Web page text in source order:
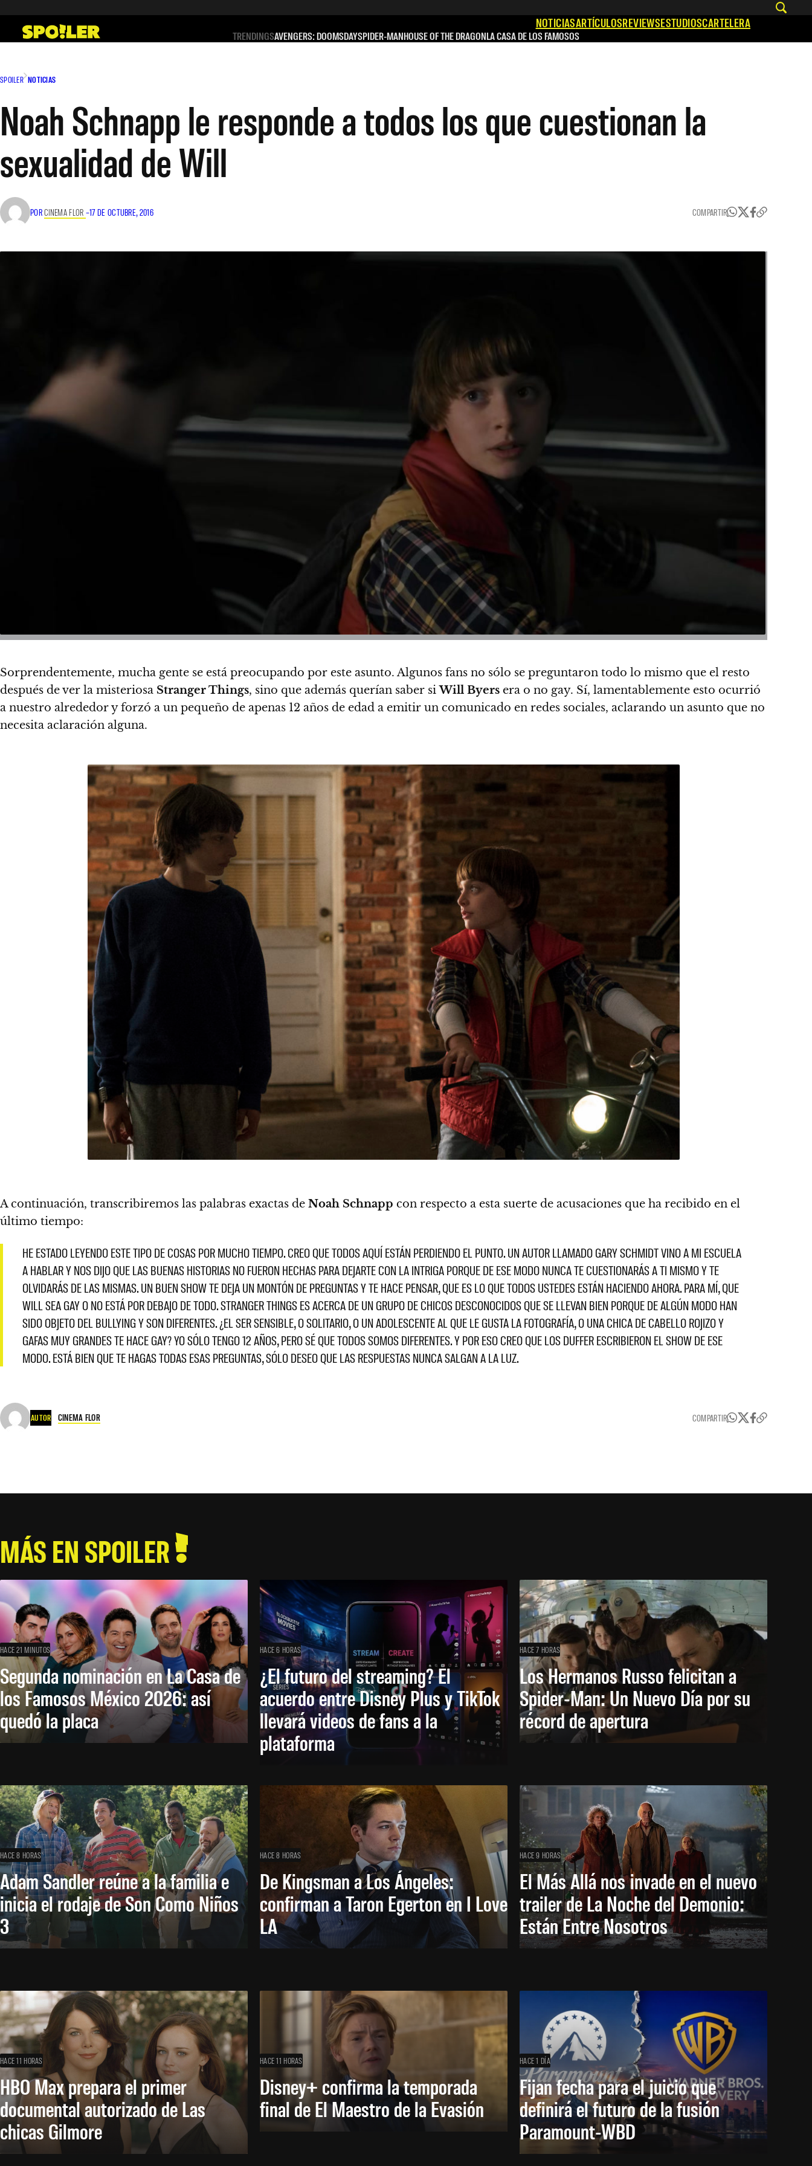
contenido
NOTICIASARTÍCULOSREVIEWSESTUDIOSCARTELERA
TRENDINGSAVENGERS: DOOMSDAYSPIDER-MANHOUSE OF THE DRAGONLA CASA DE LOS FAMOSOS
SPOILER NOTICIAS
Noah Schnapp le responde a todos los que cuestionan la
sexualidad de Will
PORCINEMA FLOR –17 DE OCTUBRE, 2016 COMPARTIR
Sorprendentemente, mucha gente se está preocupando por este asunto. Algunos fans no sólo se preguntaron todo lo mismo que el resto
después de ver la misteriosa Stranger Things, sino que además querían saber siWill Byers era o no gay. Sí, lamentablemente esto ocurrió
a nuestro alrededor yforzó a un pequeño de apenas 12 años de edad a emitir un comunicado en redes sociales, aclarando un asunto que no
necesita aclaración alguna.
A continuación, transcribiremos las palabras exactas de Noah Schnapp con respecto a esta suerte de acusaciones que ha recibido en el
último tiempo:
HE ESTADO LEYENDO ESTE TIPO DE COSAS POR MUCHO TIEMPO. CREO QUE TODOS AQUÍ ESTÁN PERDIENDO EL PUNTO. UN AUTOR LLAMADO GARY SCHMIDT VINO A MI ESCUELA
A HABLAR Y NOS DIJO QUE LAS BUENAS HISTORIAS NO FUERON HECHAS PARA DEJARTE CON LA INTRIGA PORQUE DE ESE MODO NUNCA TE CUESTIONARÁS A TI MISMO Y TE
OLVIDARÁS DE LAS MISMAS. UN BUEN SHOW TE DEJA UN MONTÓN DE PREGUNTAS Y TE HACE PENSAR, QUE ES LO QUE TODOS USTEDES ESTÁN HACIENDO AHORA. PARA MÍ, QUE
WILL SEA GAY O NO ESTÁ POR DEBAJO DE TODO. STRANGER THINGS ES ACERCA DE UN GRUPO DE CHICOS DESCONOCIDOS QUE SE LLEVAN BIEN PORQUE DE ALGÚN MODO HAN
SIDO OBJETO DEL BULLYING Y SON DIFERENTES. ¿EL SER SENSIBLE, O SOLITARIO, O UN ADOLESCENTE AL QUE LE GUSTA LA FOTOGRAFÍA, O UNA CHICA DE CABELLO ROJIZO Y
GAFAS MUY GRANDES TE HACE GAY? YO SÓLO TENGO 12 AÑOS, PERO SÉ QUE TODOS SOMOS DIFERENTES. Y POR ESO CREO QUE LOS DUFFER ESCRIBIERON EL SHOW DE ESE
MODO. ESTÁ BIEN QUE TE HAGAS TODAS ESAS PREGUNTAS, SÓLO DESEO QUE LAS RESPUESTAS NUNCA SALGAN A LA LUZ.
AUTOR CINEMA FLOR COMPARTIR
MÁS EN SPOILER
HACE 21 MINUTOS
Segunda nominación en La Casa de
los Famosos México 2026: así
quedó la placa
HACE 6 HORAS
¿El futuro del streaming? El
acuerdo entre Disney Plus y TikTok
llevará videos de fans a la
plataforma
HACE 7 HORAS
Los Hermanos Russo felicitan a
Spider-Man: Un Nuevo Día por su
récord de apertura
HACE 8 HORAS
Adam Sandler reúne a la familia e
inicia el rodaje de Son Como Niños
3
HACE 8 HORAS
De Kingsman a Los Ángeles:
confirman a Taron Egerton en I Love
LA
HACE 9 HORAS
El Más Allá nos invade en el nuevo
trailer de La Noche del Demonio:
Están Entre Nosotros
HACE 11 HORAS
HBO Max prepara el primer
documental autorizado de Las
chicas Gilmore
HACE 11 HORAS
Disney+ confirma la temporada
final de El Maestro de la Evasión
HACE 1 DÍA
Fijan fecha para el juicio que
definirá el futuro de la fusión
Paramount-WBD